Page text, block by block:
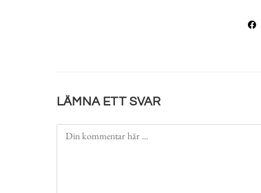
LÄMNA ETT SVAR